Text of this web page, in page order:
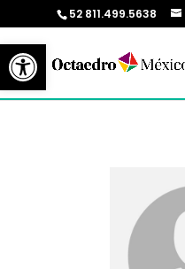
Abrir barra de herramientas
52 811.499.5638